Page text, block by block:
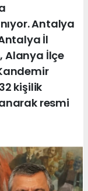
Antalya
İl
Alanya İlçe
kişilik
resmi